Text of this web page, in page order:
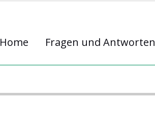
Home Fragen und Antworten